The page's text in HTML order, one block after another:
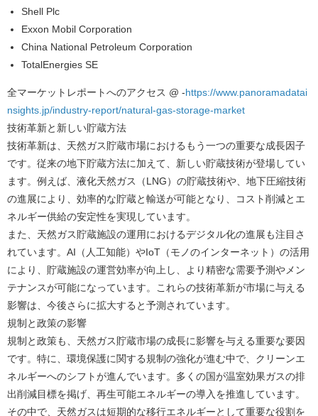
Shell Plc
Exxon Mobil Corporation
China National Petroleum Corporation
TotalEnergies SE
全マーケットレポートへのアクセス @ -https://www.panoramadatai
nsights.jp/industry-report/natural-gas-storage-market
技術革新と新しい貯蔵方法
技術革新は、天然ガス貯蔵市場におけるもう一つの重要な成長因子
です。従来の地下貯蔵方法に加えて、新しい貯蔵技術が登場してい
ます。例えば、液化天然ガス（LNG）の貯蔵技術や、地下圧縮技術
の進展により、効率的な貯蔵と輸送が可能となり、コスト削減とエ
ネルギー供給の安定性を実現しています。
また、天然ガス貯蔵施設の運用におけるデジタル化の進展も注目さ
れています。AI（人工知能）やIoT（モノのインターネット）の活用
により、貯蔵施設の運営効率が向上し、より精密な需要予測やメン
テナンスが可能になっています。これらの技術革新が市場に与える
影響は、今後さらに拡大すると予測されています。
規制と政策の影響
規制と政策も、天然ガス貯蔵市場の成長に影響を与える重要な要因
です。特に、環境保護に関する規制の強化が進む中で、クリーンエ
ネルギーへのシフトが進んでいます。多くの国が温室効果ガスの排
出削減目標を掲げ、再生可能エネルギーの導入を推進しています。
その中で、天然ガスは短期的な移行エネルギーとして重要な役割を